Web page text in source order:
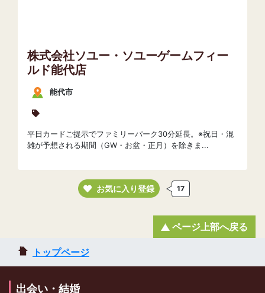
株式会社ソユー・ソユーゲームフィー
ルド能代店
能代市
平日カードご提示でファミリーパーク30分延長。※祝日・混
雑が予想される期間（GW・お盆・正月）を除きま...
お気に入り登録 17
トップページ
ページ上部へ戻る
出会い・結婚